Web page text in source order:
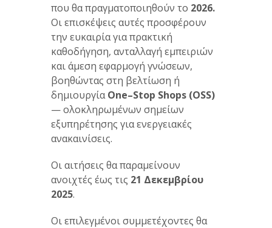
που θα πραγματοποιηθούν το 2026.
Οι επισκέψεις αυτές προσφέρουν
την ευκαιρία για πρακτική
καθοδήγηση, ανταλλαγή εμπειριών
και άμεση εφαρμογή γνώσεων,
βοηθώντας στη βελτίωση ή
δημιουργίαOne–Stop Shops (OSS)
— ολοκληρωμένων σημείων
εξυπηρέτησης για ενεργειακές
ανακαινίσεις.
Οι αιτήσεις θα παραμείνουν
ανοιχτές έως τις 21 Δεκεμβρίου
2025.
Οι επιλεγμένοι συμμετέχοντες θα